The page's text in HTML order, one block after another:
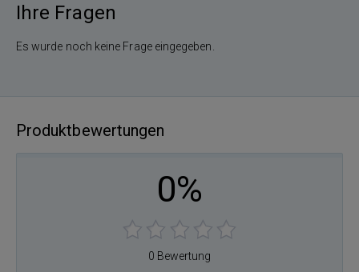
Ihre Fragen
Es wurde noch keine Frage eingegeben.
Produktbewertungen
0%
0 Bewertung